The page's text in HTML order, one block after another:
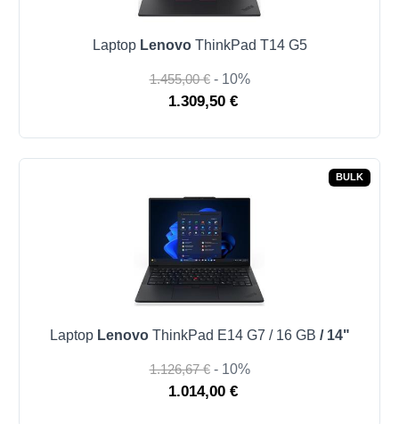
Laptop LenovoThinkPad T14 G5
1.455,00 € - 10%
1.309,50 €
BULK
Laptop LenovoThinkPad E14 G7 / 16 GB / 14"
1.126,67 € - 10%
1.014,00 €